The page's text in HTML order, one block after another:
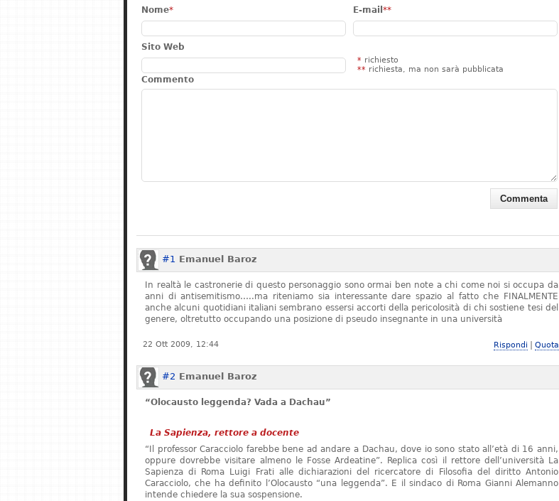
Nome* E-mail **
Sito Web
* richiesto
** richiesta, ma non sarà pubblicata
Commento
#1 Emanuel Baroz
In realtà le castronerie di questo personaggio sono ormai ben note a chi come noi si occupa da
anni di antisemitismo…..ma riteniamo sia interessante dare spazio al fatto che FINALMENTE
anche alcuni quotidiani italiani sembrano essersi accorti della pericolosità di chi sostiene tesi del
genere, oltretutto occupando una posizione di pseudo insegnante in una università
22 Ott 2009, 12:44 Rispondi Quota
#2 Emanuel Baroz
“Olocausto leggenda? Vada a Dachau”
La Sapienza, rettore a docente
“Il professor Caracciolo farebbe bene ad andare a Dachau, dove io sono stato all’età di 16 anni,
oppure dovrebbe visitare almeno le Fosse Ardeatine”. Replica così il rettore dell’università La
Sapienza di Roma Luigi Frati alle dichiarazioni del ricercatore di Filosofia del diritto Antonio
Caracciolo, che ha definito l’Olocausto “una leggenda”. E il sindaco di Roma Gianni Alemanno
intende chiedere la sua sospensione.